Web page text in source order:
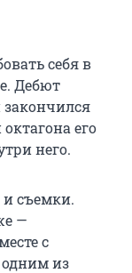
себя в
Дебют
его
него.
съемки.
—
с
из